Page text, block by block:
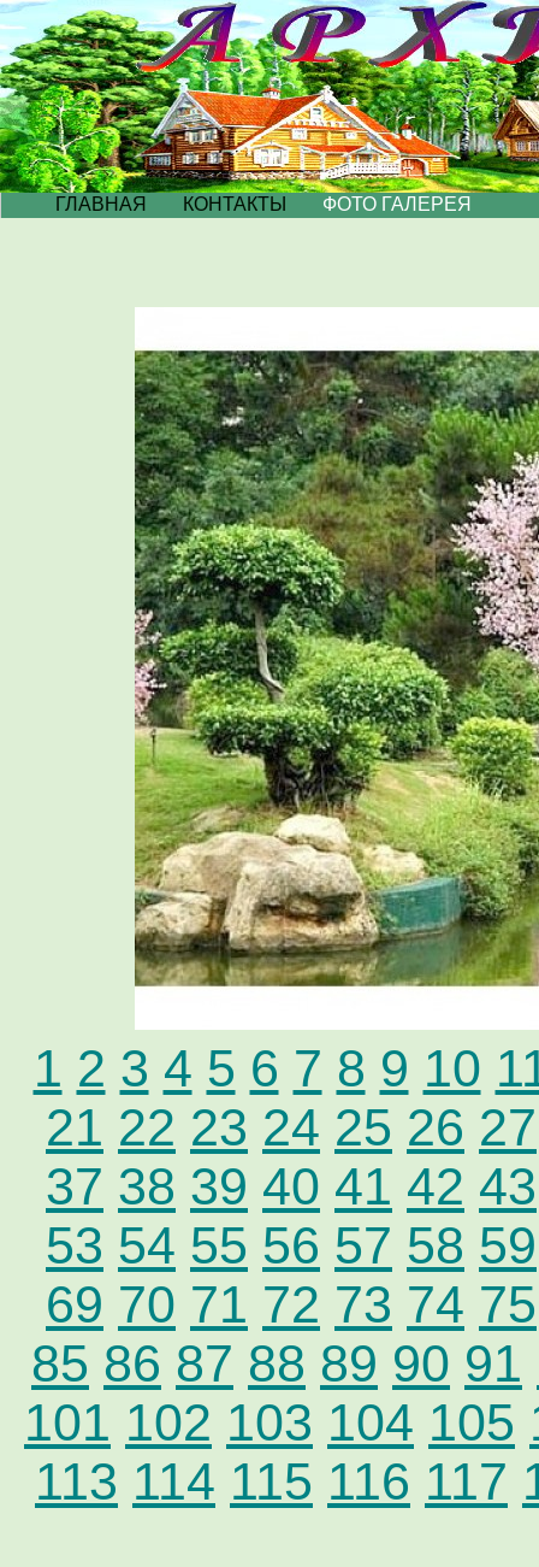
ГЛАВНАЯ КОНТАКТЫ ФОТО ГАЛЕРЕЯ
1 2 3 4 5 6 7 8 9 10
21 22 23 24 25 26 27
37 38 39 40 41 42 43
53 54 55 56 57 58 59
69 70 71 72 73 74 75
85 86 87 88 89 90 91
101 102 103 104 105
113 114 115 116 117